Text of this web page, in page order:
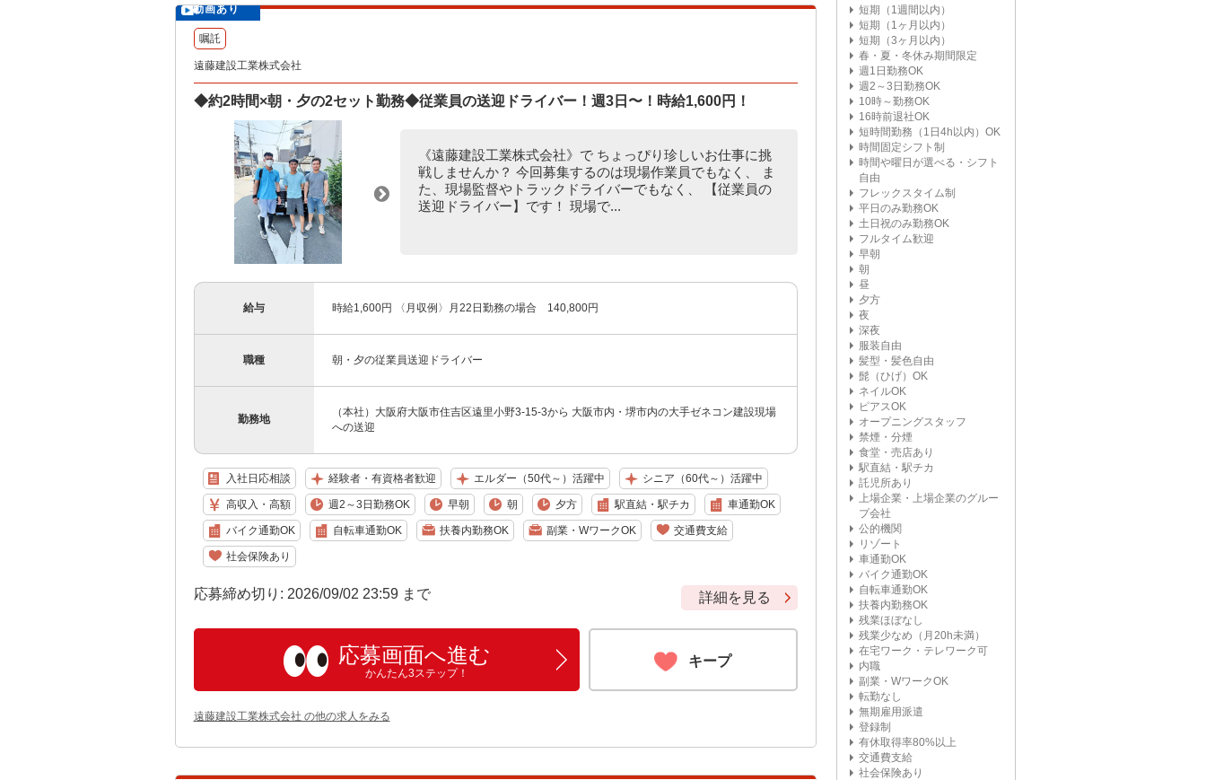
動画あり
嘱託
遠藤建設工業株式会社
◆約2時間×朝・夕の2セット勤務◆従業員の送迎ドライバー！週3日〜！時給1,600円！
《遠藤建設工業株式会社》で ちょっぴり珍しいお仕事に挑
戦しませんか？ 今回募集するのは現場作業員でもなく、 ま
た、現場監督やトラックドライバーでもなく、 【従業員の
送迎ドライバー】です！ 現場で...
給与 時給1,600円 〈月収例〉月22日勤務の場合 140,800円
職種 朝・夕の従業員送迎ドライバー
勤務地
（本社）大阪府大阪市住吉区遠里小野3-15-3から 大阪市内・堺市内の大手ゼネコン建設現場
への送迎
入社日応相談 経験者・有資格者歓迎 エルダー（50代～）活躍中 シニア（60代～）活躍中
高収入・高額 週2～3日勤務OK 早朝 朝 夕方 駅直結・駅チカ 車通勤OK
バイク通勤OK 自転車通勤OK 扶養内勤務OK 副業・WワークOK 交通費支給
社会保険あり
応募締め切り: 2026/09/02 23:59 まで 詳細を見る
応募画面へ進む
かんたん3ステップ！
キープ
遠藤建設工業株式会社 の他の求人をみる
短期（1週間以内）
短期（1ヶ月以内）
短期（3ヶ月以内）
春・夏・冬休み期間限定
週1日勤務OK
週2～3日勤務OK
10時～勤務OK
16時前退社OK
短時間勤務（1日4h以内）OK
時間固定シフト制
時間や曜日が選べる・シフト
自由
フレックスタイム制
平日のみ勤務OK
土日祝のみ勤務OK
フルタイム歓迎
早朝
朝
昼
夕方
夜
深夜
服装自由
髪型・髪色自由
髭（ひげ）OK
ネイルOK
ピアスOK
オープニングスタッフ
禁煙・分煙
食堂・売店あり
駅直結・駅チカ
託児所あり
上場企業・上場企業のグルー
プ会社
公的機関
リゾート
車通勤OK
バイク通勤OK
自転車通勤OK
扶養内勤務OK
残業ほぼなし
残業少なめ（月20h未満）
在宅ワーク・テレワーク可
内職
副業・WワークOK
転勤なし
無期雇用派遣
登録制
有休取得率80%以上
交通費支給
社会保険あり